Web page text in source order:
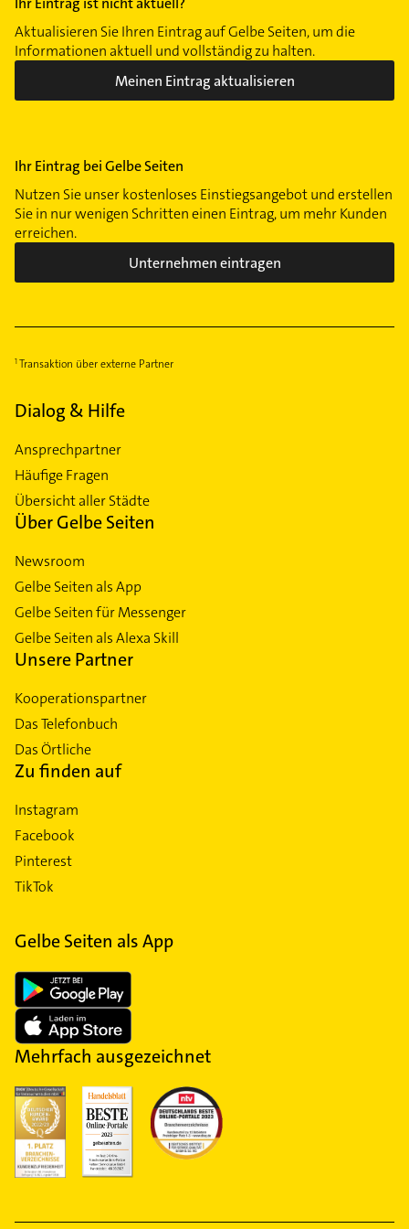
Sachsenhausen
Schwanheim
Seckbach
Westend-Nord
Westend-Süd
Aktualisieren Sie Ihren Eintrag auf Gelbe Seiten, um die
Informationen aktuell und vollständig zu halten.
Meinen Eintrag aktualisieren
Ihr Eintrag bei Gelbe Seiten
Nutzen Sie unser kostenloses Einstiegsangebot und erstellen
Sie in nur wenigen Schritten einen Eintrag, um mehr Kunden
erreichen.
Unternehmen eintragen
Transaktion über externe Partner
Dialog & Hilfe
Ansprechpartner
Häufige Fragen
Übersicht aller Städte
Über Gelbe Seiten
Newsroom
Gelbe Seiten als App
Gelbe Seiten für Messenger
Gelbe Seiten als Alexa Skill
Unsere Partner
Kooperationspartner
Das Telefonbuch
Das Örtliche
Zu finden auf
Instagram
Facebook
Pinterest
TikTok
Gelbe Seiten als App
Mehrfach ausgezeichnet